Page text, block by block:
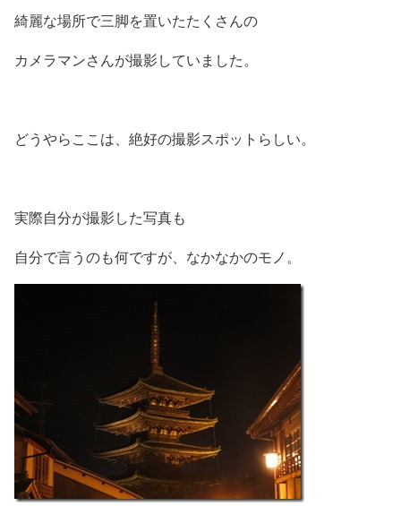
綺麗な場所で三脚を置いたたくさんの
カメラマンさんが撮影していました。
どうやらここは、絶好の撮影スポットらしい。
実際自分が撮影した写真も
自分で言うのも何ですが、なかなかのモノ。